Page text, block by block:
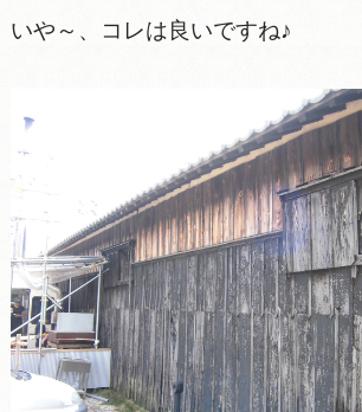
いや～、コレは良いですね♪